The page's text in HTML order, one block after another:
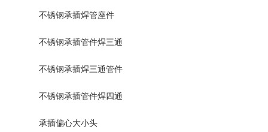
不锈钢承插焊管座件
不锈钢承插管件焊三通
不锈钢承插焊三通管件
不锈钢承插管件焊四通
承插偏心大小头